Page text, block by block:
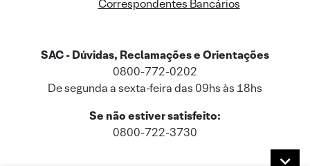
Correspondentes Bancários
SAC - Dúvidas, Reclamações e Orientações
0800-772-0202
De segunda a sexta-feira das 09hs às 18hs
Se não estiver satisfeito:
0800-722-3730